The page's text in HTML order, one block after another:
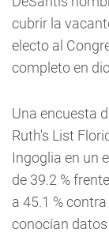
cubrir la
electo al
completo en
Una encuesta
Ruth's List
Ingoglia en un
de 39.2 %
a 45.1 %
conocían